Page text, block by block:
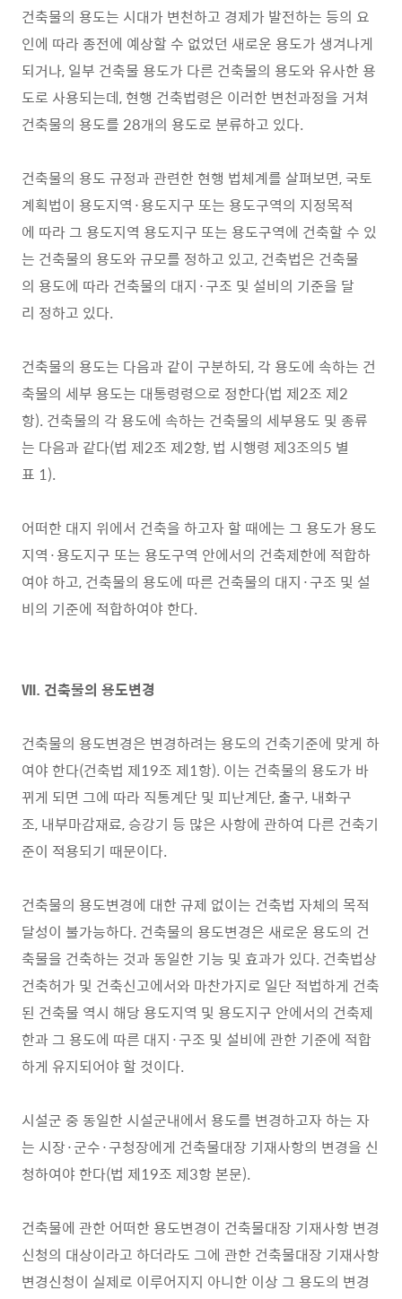
건축물의 용도는 시대가 변천하고 경제가 발전하는 등의 요
인에 따라 종전에 예상할 수 없었던 새로운 용도가 생겨나게
되거나, 일부 건축물 용도가 다른 건축물의 용도와 유사한 용
도로 사용되는데, 현행 건축법령은 이러한 변천과정을 거쳐
건축물의 용도를 28개의 용도로 분류하고 있다.
건축물의 용도 규정과 관련한 현행 법체계를 살펴보면, 국토
계획법이 용도지역·용도지구 또는 용도구역의 지정목적
에 따라 그 용도지역 용도지구 또는 용도구역에 건축할 수 있
는 건축물의 용도와 규모를 정하고 있고, 건축법은 건축물
의 용도에 따라 건축물의 대지·구조 및 설비의 기준을 달
리 정하고 있다.
건축물의 용도는 다음과 같이 구분하되, 각 용도에 속하는 건
축물의 세부 용도는 대통령령으로 정한다(법 제2조 제2
항). 건축물의 각 용도에 속하는 건축물의 세부용도 및 종류
는 다음과 같다(법 제2조 제2항, 법 시행령 제3조의5 별
표 1).
어떠한 대지 위에서 건축을 하고자 할 때에는 그 용도가 용도
지역·용도지구 또는 용도구역 안에서의 건축제한에 적합하
여야 하고, 건축물의 용도에 따른 건축물의 대지·구조 및 설
비의 기준에 적합하여야 한다.
Ⅶ. 건축물의 용도변경
건축물의 용도변경은 변경하려는 용도의 건축기준에 맞게 하
여야 한다(건축법 제19조 제1항). 이는 건축물의 용도가 바
뀌게 되면 그에 따라 직통계단 및 피난계단, 출구, 내화구
조, 내부마감재료, 승강기 등 많은 사항에 관하여 다른 건축기
준이 적용되기 때문이다.
건축물의 용도변경에 대한 규제 없이는 건축법 자체의 목적
달성이 불가능하다. 건축물의 용도변경은 새로운 용도의 건
축물을 건축하는 것과 동일한 기능 및 효과가 있다. 건축법상
건축허가 및 건축신고에서와 마찬가지로 일단 적법하게 건축
된 건축물 역시 해당 용도지역 및 용도지구 안에서의 건축제
한과 그 용도에 따른 대지·구조 및 설비에 관한 기준에 적합
하게 유지되어야 할 것이다.
시설군 중 동일한 시설군내에서 용도를 변경하고자 하는 자
는 시장·군수·구청장에게 건축물대장 기재사항의 변경을 신
청하여야 한다(법 제19조 제3항 본문).
건축물에 관한 어떠한 용도변경이 건축물대장 기재사항 변경
신청의 대상이라고 하더라도 그에 관한 건축물대장 기재사항
변경신청이 실제로 이루어지지 아니한 이상 그 용도의 변경